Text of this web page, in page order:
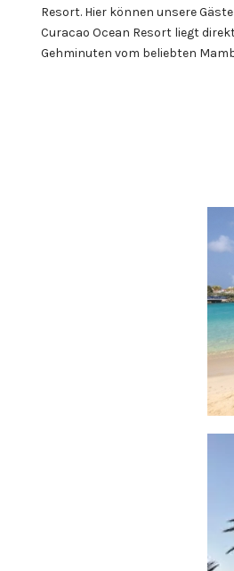
Resort. Hier können unsere
Curacao Ocean Resort liegt
Gehminuten vom beliebten